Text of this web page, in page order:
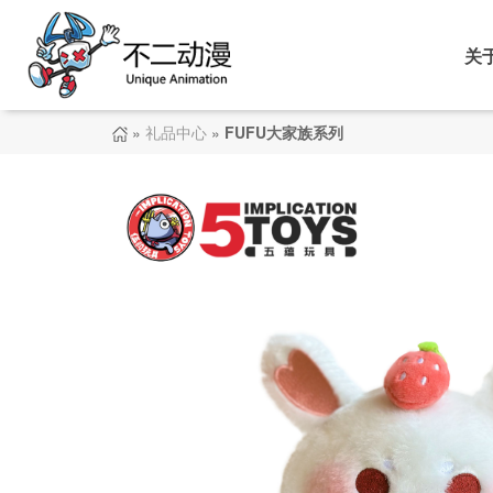
关
» 礼品中心 » FUFU大家族系列